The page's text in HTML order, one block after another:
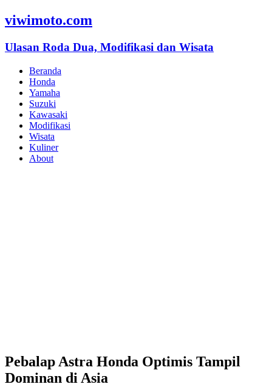
viwimoto.com
Ulasan Roda Dua, Modifikasi dan Wisata
Beranda
Honda
Yamaha
Suzuki
Kawasaki
Modifikasi
Wisata
Kuliner
About
Pebalap Astra Honda Optimis Tampil
Dominan di Asia